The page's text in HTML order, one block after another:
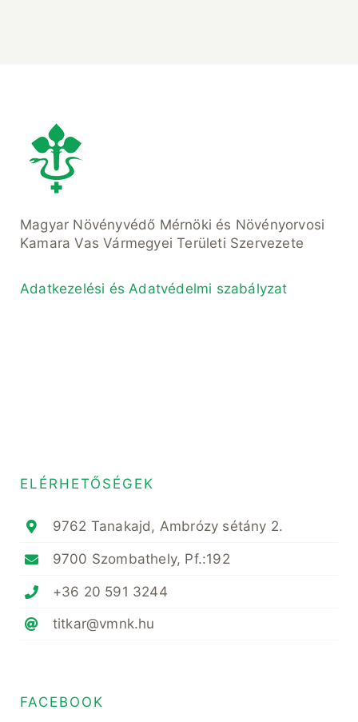
Magyar Növényvédő Mérnöki és Növényorvosi
Kamara Vas Vármegyei Területi Szervezete
Adatkezelési és Adatvédelmi szabályzat
ELÉRHETŐSÉGEK
9762 Tanakajd, Ambrózy sétány 2.
9700 Szombathely, Pf.:192
+36 20 591 3244
titkar@vmnk.hu
FACEBOOK